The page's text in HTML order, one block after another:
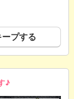
ープする
♪